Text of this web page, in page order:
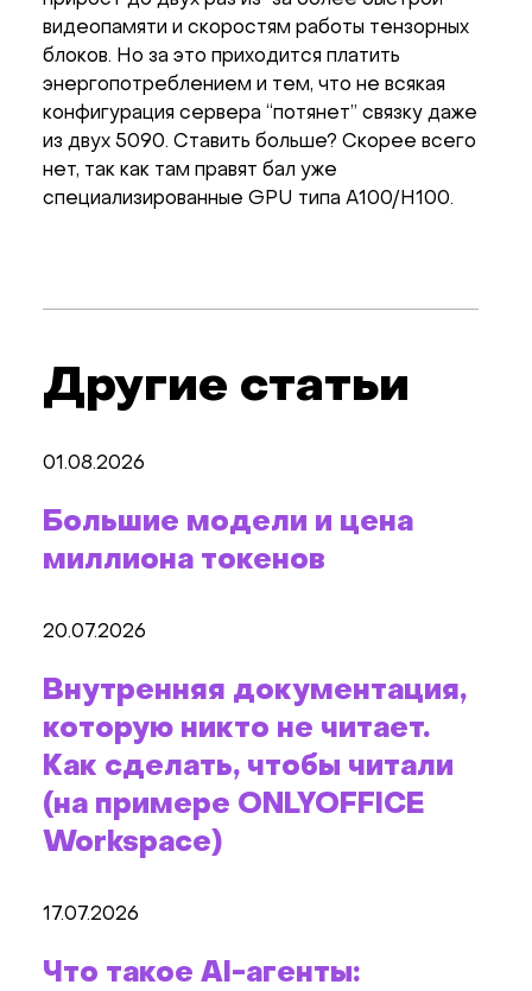
видеопамяти и скоростям работы тензорных
блоков. Но за это приходится платить
энергопотреблением и тем, что не всякая
конфигурация сервера “потянет” связку даже
из двух 5090. Ставить больше? Скорее всего
нет, так как там правят бал уже
специализированные GPU типа A100/H100.
Другие статьи
01.08.2026
Большие модели и цена
миллиона токенов
20.07.2026
Внутренняя документация,
которую никто не читает.
Как сделать, чтобы читали
(на примере ONLYOFFICE
Workspace)
17.07.2026
Что такое AI-агенты: